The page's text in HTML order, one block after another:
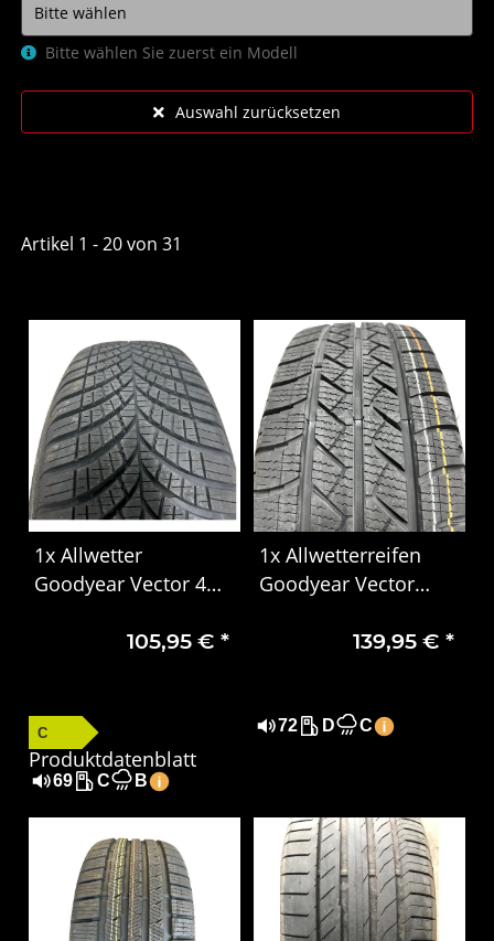
Artikel 1 - 20 von 31
1x Allwetter
Goodyear Vector 4
205/60 R16 92H EVR
105,95 € *
C
Produktdatenblatt
69 C B
1x Allwetterreifen
Goodyear Vector
215/65R16C 106/104T
139,95 €*
72 D C
Bitte wählen Sie zuerst ein Modell
Auswahl zurücksetzen